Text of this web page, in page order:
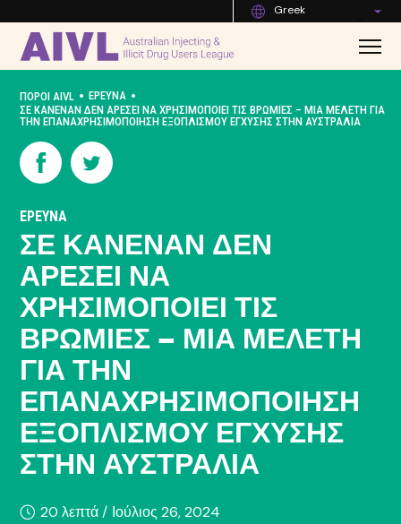
Greek
ΠΌΡΟΙ AIVL • ΕΡΕΥΝΑ •
ΣΕ ΚΑΝΈΝΑΝ ΔΕΝ ΑΡΈΣΕΙ ΝΑ ΧΡΗΣΙΜΟΠΟΙΕΊ ΤΙΣ ΒΡΩΜΙΈΣ – ΜΙΑ ΜΕΛΈΤΗ ΓΙΑ
ΤΗΝ ΕΠΑΝΑΧΡΗΣΙΜΟΠΟΊΗΣΗ ΕΞΟΠΛΙΣΜΟΎ ΈΓΧΥΣΗΣ ΣΤΗΝ ΑΥΣΤΡΑΛΊΑ
ΕΡΕΥΝΑ
ΣΕ ΚΑΝΈΝΑΝ ΔΕΝ
ΑΡΈΣΕΙ ΝΑ
ΧΡΗΣΙΜΟΠΟΙΕΊ ΤΙΣ
ΒΡΩΜΙΈΣ – ΜΙΑ ΜΕΛΈΤΗ
ΓΙΑ ΤΗΝ
ΕΠΑΝΑΧΡΗΣΙΜΟΠΟΊΗΣΗ
ΕΞΟΠΛΙΣΜΟΎ ΈΓΧΥΣΗΣ
ΣΤΗΝ ΑΥΣΤΡΑΛΊΑ
20 λεπτά / Ιούλιος 26, 2024